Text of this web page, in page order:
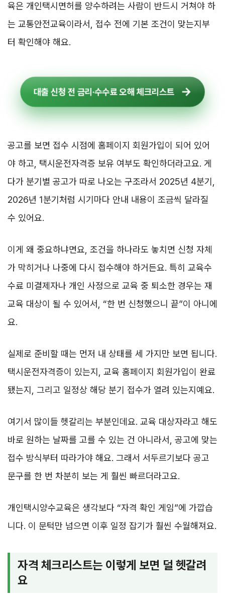
육은 개인택시면허를 양수하려는 사람이 반드시 거쳐야 하
는 교통안전교육이라서, 접수 전에 기본 조건이 맞는지부
터 확인해야 해요.
대출 신청 전 금리·수수료 오해 체크리스트
공고를 보면 접수 시점에 홈페이지 회원가입이 되어 있어
야 하고, 택시운전자격증 보유 여부도 확인하더라고요. 게
다가 분기별 공고가 따로 나오는 구조라서 2025년 4분기,
2026년 1분기처럼 시기마다 안내 내용이 조금씩 달라질
수 있어요.
이게 왜 중요하냐면요, 조건을 하나라도 놓치면 신청 자체
가 막히거나 나중에 다시 접수해야 하거든요. 특히 교육수
수료 미결제자나 개인 사정으로 교육 중 퇴소한 경우는 재
교육 대상이 될 수 있어서, “한 번 신청했으니 끝”이 아니에
요.
실제로 준비할 때는 먼저 내 상태를 세 가지만 보면 됩니다.
택시운전자격증이 있는지, 교육 홈페이지 회원가입이 완료
됐는지, 그리고 일정상 해당 분기 접수가 열려 있는지예요.
여기서 많이들 헷갈리는 부분인데요. 교육 대상자라고 해도
바로 원하는 날짜를 고를 수 있는 건 아니라서, 공고에 맞는
접수 방식부터 따라가야 해요. 그래서 서두르기보다 공고
문구를 한 번 차분히 보는 게 훨씬 빠르더라고요.
개인택시양수교육은 생각보다 “자격 확인 게임”에 가깝습
니다. 이 문턱만 넘으면 이후 일정 잡기가 훨씬 수월해져요.
자격 체크리스트는 이렇게 보면 덜 헷갈려
요